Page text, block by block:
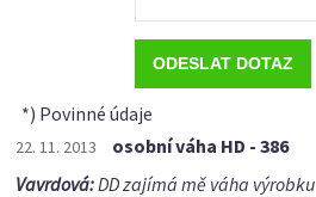
*) Povinné údaje
22. 11. 2013
osobní váha HD - 386
Vavrdová:DD zajímá mě váha výrobku